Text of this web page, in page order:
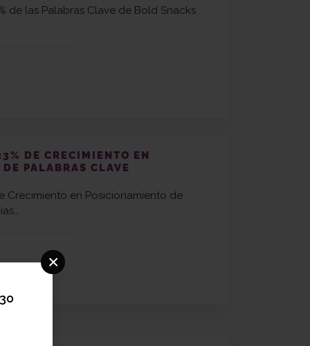
×
de las Palabras Clave de Bold Snacks
DE CRECIMIENTO EN
PALABRAS CLAVE
Crecimiento en Posicionamiento de